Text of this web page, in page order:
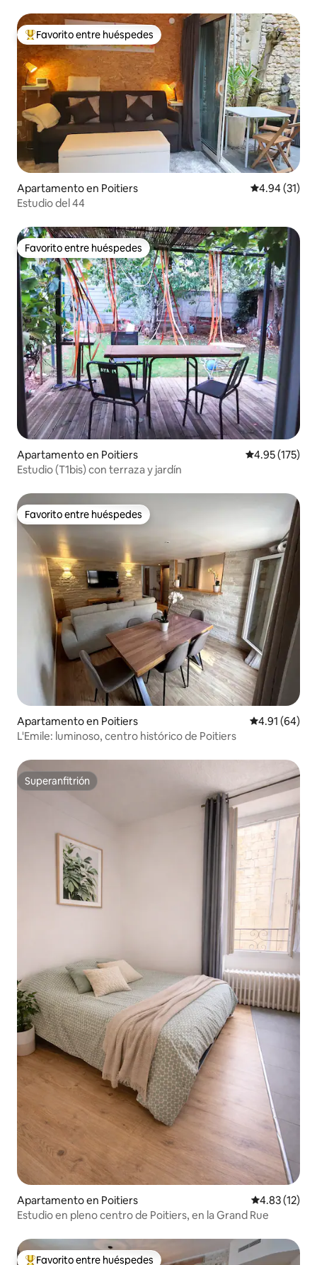
Favorito entre huéspedes preferido
Favorito entre huéspedes
Apartamento en Poitiers Calificación
4.94 (31)
Estudio del 44
Favorito entre huéspedes
Favorito entre huéspedes
Apartamento en Poitiers Calificación
4.95 (175)
Estudio (T1bis) con terraza y jardín
Favorito entre huéspedes
Favorito entre huéspedes
Apartamento en Poitiers Calificación
4.91 (64)
L'Emile: luminoso, centro histórico de Poitiers
Superanfitrión
Superanfitrión
Apartamento en Poitiers Calificación
4.83 (12)
Estudio en pleno centro de Poitiers, en la Grand Rue
Favorito entre huéspedes